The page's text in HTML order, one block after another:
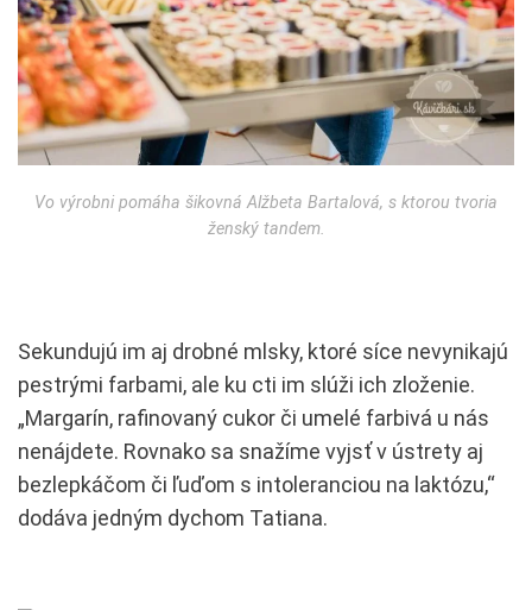
Vo výrobni pomáha šikovná Alžbeta Bartalová, s ktorou tvoria
ženský tandem.
Sekundujú im aj drobné mlsky, ktoré síce nevynikajú
pestrými farbami, ale ku cti im slúži ich zloženie.
„Margarín, rafinovaný cukor či umelé farbivá u nás
nenájdete. Rovnako sa snažíme vyjsť v ústrety aj
bezlepkáčom či ľuďom s intoleranciou na laktózu,“
dodáva jedným dychom Tatiana.